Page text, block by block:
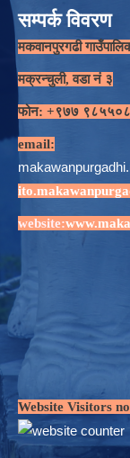
सम्पर्क विवरण
मकवानपुरगढी
मक्रन्चुली, वडा नं ३
फोन: +९७७
email:
website:
Website Visitors